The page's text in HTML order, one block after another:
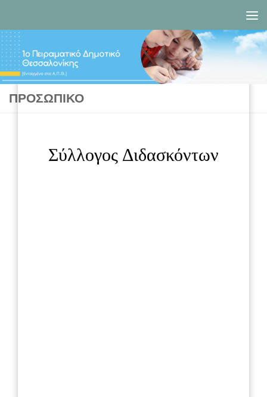
ΠΡΟΣΩΠΙΚΌ
Σύλλογος Διδασκόντων
Γεράνη Χρύσα
Εκπαιδευτικός Φυσικής Αγωγής